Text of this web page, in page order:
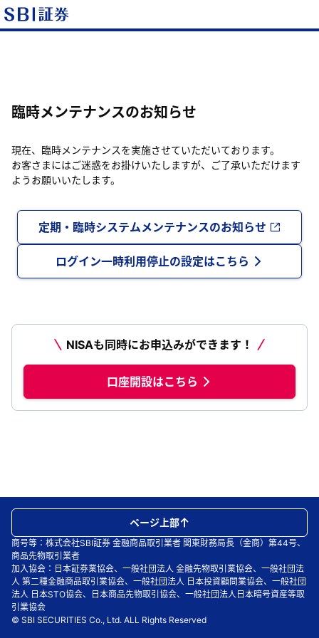
臨時メンテナンスのお知らせ
現在、臨時メンテナンスを実施させていただいております。
お客さまにはご迷惑をお掛けいたしますが、ご了承いただけます
ようお願いいたします。
定期・臨時システムメンテナンスのお知らせ
ログイン一時利用停止の設定はこちら
NISAも同時にお申込みができます！
口座開設はこちら
商号等：株式会社SBI証券 金融商品取引業者 関東財務局長（金商）第44号、
商品先物取引業者
加入協会：日本証券業協会、一般社団法人 金融先物取引業協会、一般社団法
人 第二種金融商品取引業協会、一般社団法人 日本投資顧問業協会、一般社団
法人 日本STO協会、日本商品先物取引協会、一般社団法人日本暗号資産等取
引業協会
© SBI SECURITIES Co., Ltd. ALL Rights Reserved
ページ上部